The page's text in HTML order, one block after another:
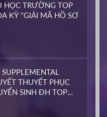
UNIVERSITY,
HỌC TRƯỜNG TOP
KỲ ''GIẢI MÃ HỒ SƠ
THUYẾT PHỤC
SINH ĐH TOP